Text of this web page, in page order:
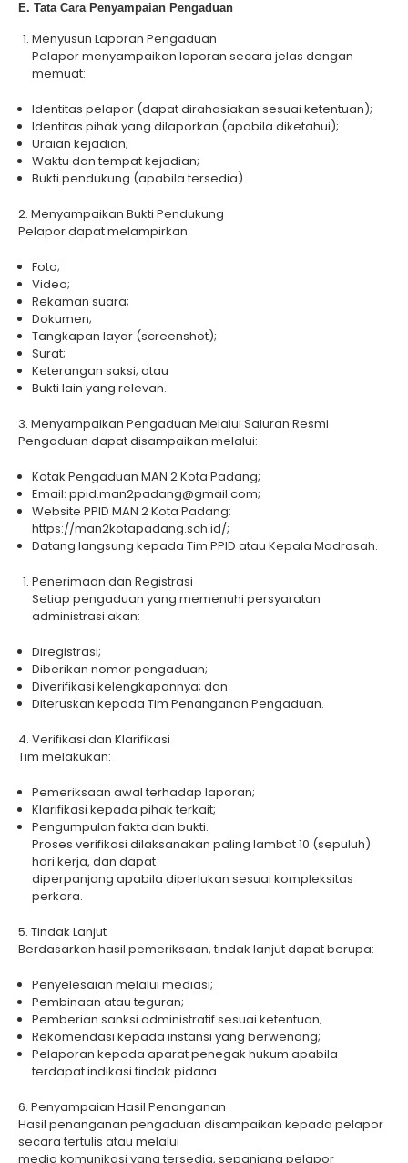
E. Tata Cara Penyampaian Pengaduan
Menyusun Laporan Pengaduan
Pelapor menyampaikan laporan secara jelas dengan
memuat:
Identitas pelapor (dapat dirahasiakan sesuai ketentuan);
Identitas pihak yang dilaporkan (apabila diketahui);
Uraian kejadian;
Waktu dan tempat kejadian;
Bukti pendukung (apabila tersedia).
2. Menyampaikan Bukti Pendukung
Pelapor dapat melampirkan:
Foto;
Video;
Rekaman suara;
Dokumen;
Tangkapan layar (screenshot);
Surat;
Keterangan saksi; atau
Bukti lain yang relevan.
3. Menyampaikan Pengaduan Melalui Saluran Resmi
Pengaduan dapat disampaikan melalui:
Kotak Pengaduan MAN 2 Kota Padang;
Email: ppid.man2padang@gmail.com;
Website PPID MAN 2 Kota Padang:
https://man2kotapadang.sch.id/;
Datang langsung kepada Tim PPID atau Kepala Madrasah.
Penerimaan dan Registrasi
Setiap pengaduan yang memenuhi persyaratan
administrasi akan:
Diregistrasi;
Diberikan nomor pengaduan;
Diverifikasi kelengkapannya; dan
Diteruskan kepada Tim Penanganan Pengaduan.
4. Verifikasi dan Klarifikasi
Tim melakukan:
Pemeriksaan awal terhadap laporan;
Klarifikasi kepada pihak terkait;
Pengumpulan fakta dan bukti.
Proses verifikasi dilaksanakan paling lambat 10 (sepuluh)
hari kerja, dan dapat
diperpanjang apabila diperlukan sesuai kompleksitas
perkara.
5. Tindak Lanjut
Berdasarkan hasil pemeriksaan, tindak lanjut dapat berupa:
Penyelesaian melalui mediasi;
Pembinaan atau teguran;
Pemberian sanksi administratif sesuai ketentuan;
Rekomendasi kepada instansi yang berwenang;
Pelaporan kepada aparat penegak hukum apabila
terdapat indikasi tindak pidana.
6. Penyampaian Hasil Penanganan
Hasil penanganan pengaduan disampaikan kepada pelapor
secara tertulis atau melalui
media komunikasi yang tersedia, sepanjang pelapor